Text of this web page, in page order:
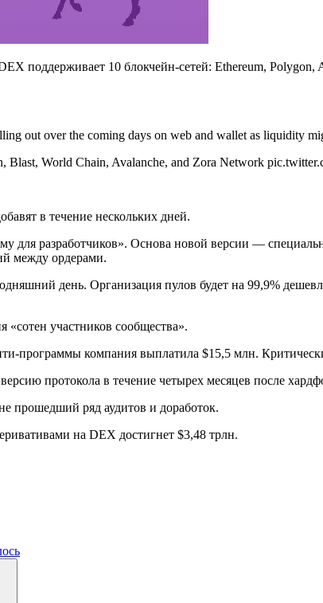
поддерживает 10 блокчейн-сетей: Ethereum,
out over the coming days on web and wallet as liquidity
World Chain, Avalanche, and Zora Network
в течение нескольких дней.
для разработчиков». Основа новой версии —
между ордерами.
день. Организация пулов будет на 99,9%
«сотен участников сообщества».
программы компания выплатила $15,5 млн.
протокола в течение четырех месяцев после
прошедший ряд аудитов и доработок.
на DEX достигнет $3,48 трлн.